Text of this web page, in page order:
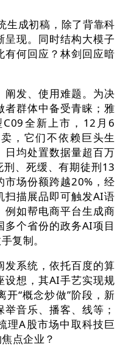
成初稿，除了背靠科
现。同时结构大模子
有何回应？林剑回应暗
发、使用难题。为决
者群体中备受青睐；雅
全新上市，12月6
，它们不依赖巨头生
日均处置数据量超百万
、死缓、有期徒刑13
市场份额跨越20%，经
扫描展品即可触发AI语
例如帮电商平台生成商
个省份的政务AI项目
复制。
系统，依托百度的算
设想，其AI手艺实现规
“概念炒做”阶段，新
音乐、播客、线等；
理A股市场中取科技巨
点企业？